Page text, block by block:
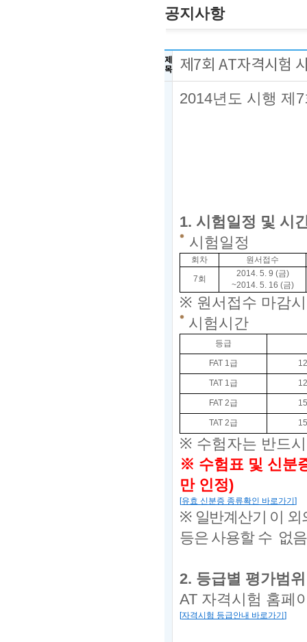
공지사항
제
목
제7회 AT자격시험
2014년도 시행 제7
1. 시험일정 및 시
시험일정
회차
원서접수
7회
2014. 5. 9 (금)
~2014. 5. 16 (금)
※ 원서접수 마감
시험시간
등급
FAT 1급
TAT 1급
FAT 2급
TAT 2급
※ 수험자는 반드
※ 수험표 및 신분
만 인정)
[유효 신분증 종류확인 바로가기 ]
※ 일반계산기 이
등은 사용할 수 없음
2. 등급별 평가범위
AT 자격시험 홈페
[자격시험 등급안내 바로가기 ]